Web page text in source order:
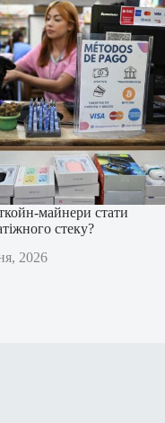
майнери стати
стеку?
2026